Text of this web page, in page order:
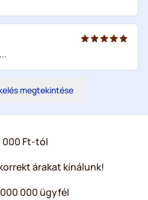
megtekintése
000 Ft-tól
árakat kínálunk!
000 ügyfél